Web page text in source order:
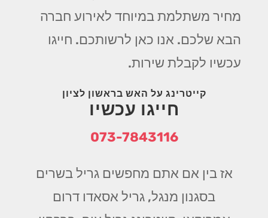
מחיר משתלמת במיוחד לאירוע חברה
הבא שלכם. אנו כאן לרשותכם. חייגו
עכשיו לקבלת שירות.
קייטרינג על האש בראשון לציון
חייגו עכשיו
073-7843116
אז בין אם אתם מחפשים גריל בשרים
בסגנון מנגל, גריל אסאדו דרום